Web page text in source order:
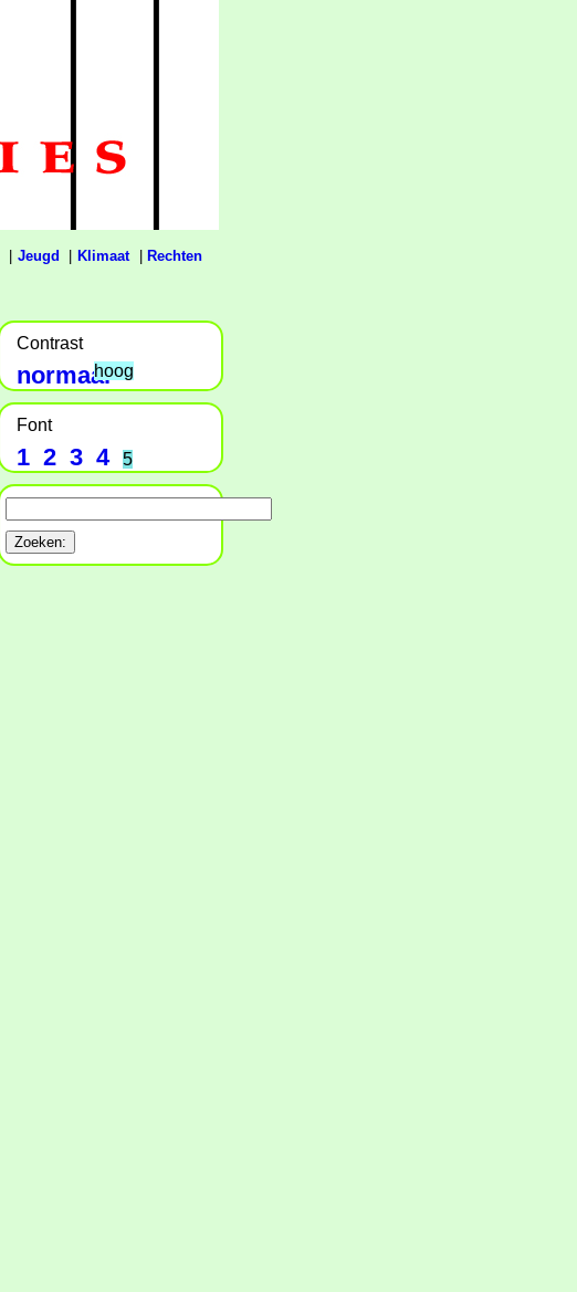
Jeugd Klimaat|
Rechten
Contrast
normaalhoog
Font
1 2 3 4 5